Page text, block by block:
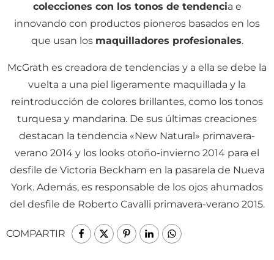
colecciones con los tonos de tendencia e
innovando con productos pioneros basados en los
que usan los maquilladores profesionales.
McGrath es creadora de tendencias y a ella se debe la
vuelta a una piel ligeramente maquillada y la
reintroducción de colores brillantes, como los tonos
turquesa y mandarina. De sus últimas creaciones
destacan la tendencia «New Natural» primavera-
verano 2014 y los looks otoño-invierno 2014 para el
desfile de Victoria Beckham en la pasarela de Nueva
York. Además, es responsable de los ojos ahumados
del desfile de Roberto Cavalli primavera-verano 2015.
COMPARTIR